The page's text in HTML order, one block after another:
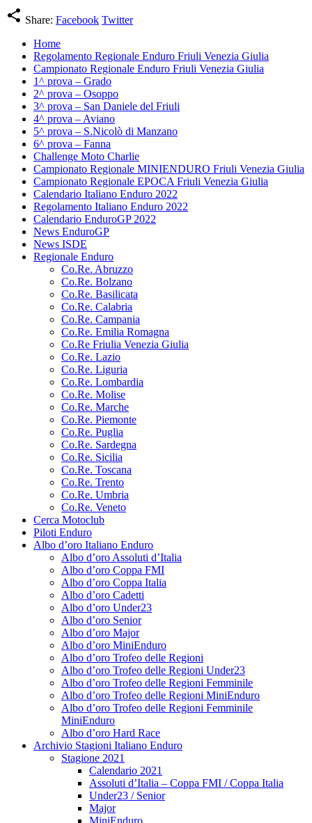
share Share: Facebook Twitter
Home
Regolamento Regionale Enduro Friuli Venezia Giulia
Campionato Regionale Enduro Friuli Venezia Giulia
1^ prova – Grado
2^ prova – Osoppo
3^ prova – San Daniele del Friuli
4^ prova – Aviano
5^ prova – S.Nicolò di Manzano
6^ prova – Fanna
Challenge Moto Charlie
Campionato Regionale MINIENDURO Friuli Venezia Giulia
Campionato Regionale EPOCA Friuli Venezia Giulia
Calendario Italiano Enduro 2022
Regolamento Italiano Enduro 2022
Calendario EnduroGP 2022
News EnduroGP
News ISDE
Regionale Enduro
Co.Re. Abruzzo
Co.Re. Bolzano
Co.Re. Basilicata
Co.Re. Calabria
Co.Re. Campania
Co.Re. Emilia Romagna
Co.Re Friulia Venezia Giulia
Co.Re. Lazio
Co.Re. Liguria
Co.Re. Lombardia
Co.Re. Molise
Co.Re. Marche
Co.Re. Piemonte
Co.Re. Puglia
Co.Re. Sardegna
Co.Re. Sicilia
Co.Re. Toscana
Co.Re. Trento
Co.Re. Umbria
Co.Re. Veneto
Cerca Motoclub
Piloti Enduro
Albo d’oro Italiano Enduro
Albo d’oro Assoluti d’Italia
Albo d’oro Coppa FMI
Albo d’oro Coppa Italia
Albo d’oro Cadetti
Albo d’oro Under23
Albo d’oro Senior
Albo d’oro Major
Albo d’oro MiniEnduro
Albo d’oro Trofeo delle Regioni
Albo d’oro Trofeo delle Regioni Under23
Albo d’oro Trofeo delle Regioni Femminile
Albo d’oro Trofeo delle Regioni MiniEnduro
Albo d’oro Trofeo delle Regioni Femminile
MiniEnduro
Albo d’oro Hard Race
Archivio Stagioni Italiano Enduro
Stagione 2021
Calendario 2021
Assoluti d’Italia – Coppa FMI / Coppa Italia
Under23 / Senior
Major
MiniEnduro